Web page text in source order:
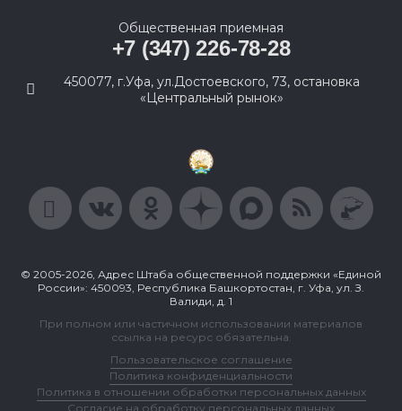
Общественная приемная
+7 (347) 226-78-28
450077, г.Уфа, ул.Достоевского, 73, остановка
«Центральный рынок»
© 2005-2026, Адрес Штаба общественной поддержки «Единой
России»: 450093, Республика Башкортостан, г. Уфа, ул. З.
Валиди, д. 1
При полном или частичном использовании материалов
ссылка на ресурс обязательна.
Пользовательское соглашение
Политика конфиденциальности
Политика в отношении обработки персональных данных
Согласие на обработку персональных данных